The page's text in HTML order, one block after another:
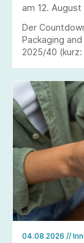
am 12. August
Der
Packaging
2025/40
04.08.2026 //